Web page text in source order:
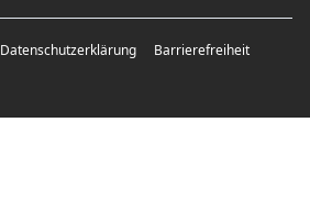
Datenschutzerklärung Barrierefreiheit